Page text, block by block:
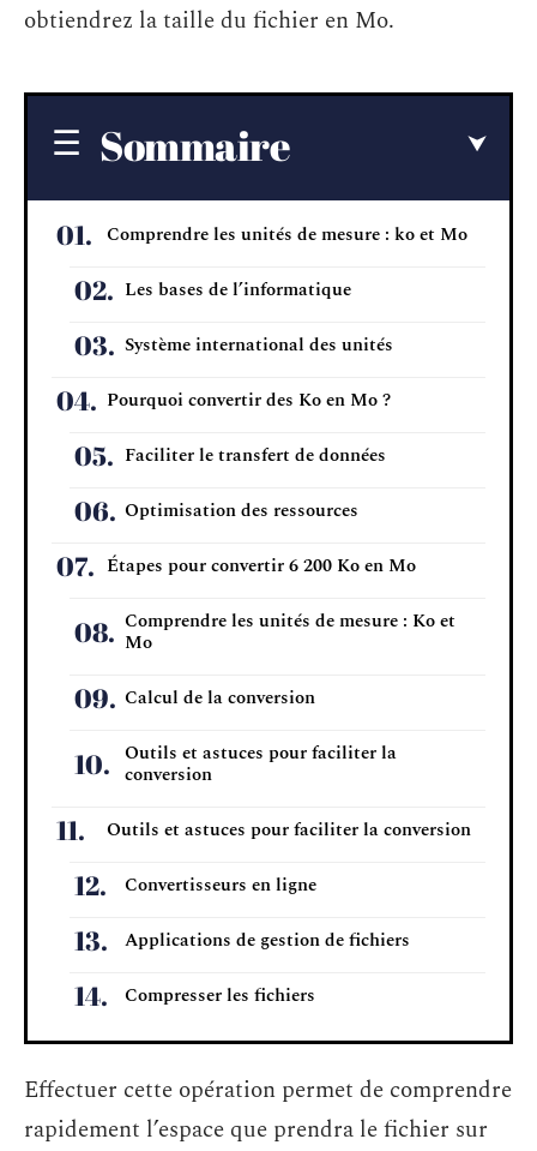
obtiendrez la taille du fichier en Mo.
Sommaire
Comprendre les unités de mesure : ko et Mo
Les bases de l’informatique
Système international des unités
Pourquoi convertir des Ko en Mo ?
Faciliter le transfert de données
Optimisation des ressources
Étapes pour convertir 6 200 Ko en Mo
Comprendre les unités de mesure : Ko et
Mo
Calcul de la conversion
Outils et astuces pour faciliter la
conversion
Outils et astuces pour faciliter la conversion
Convertisseurs en ligne
Applications de gestion de fichiers
Compresser les fichiers
Effectuer cette opération permet de comprendre
rapidement l’espace que prendra le fichier sur